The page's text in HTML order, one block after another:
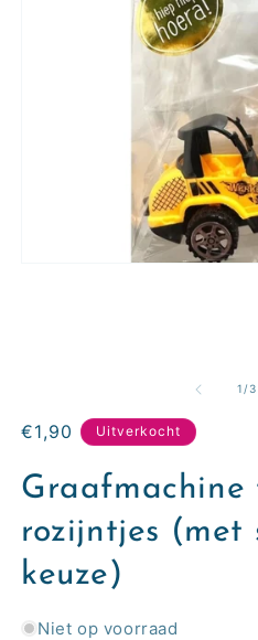
1 /3
Normale
€1,90 Uitverkocht
rozijntjes (met
keuze)
Niet op voorraad